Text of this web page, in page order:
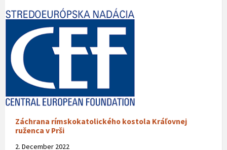
Záchrana rímskokatolického kostola Kráľovnej
ruženca v Prši
2. December 2022